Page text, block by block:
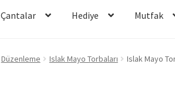
Çantalar Hediye Mutfak
Düzenleme Islak Mayo Torbaları Islak Mayo